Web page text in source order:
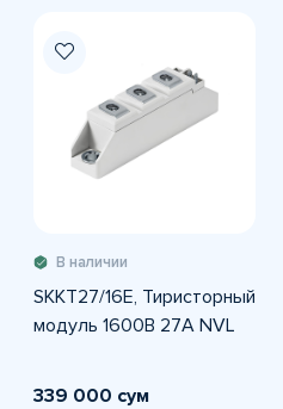
В наличии
SKKT27/16E, Тиристорный
модуль 1600В 27А NVL
339 000 сум